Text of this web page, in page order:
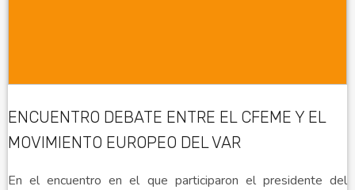
ENCUENTRO DEBATE ENTRE EL CFEME Y EL
MOVIMIENTO EUROPEO DEL VAR
En el encuentro en el que participaron el presidente del